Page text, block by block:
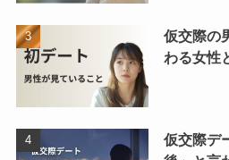
仮交際の
わる女性
仮交際デ